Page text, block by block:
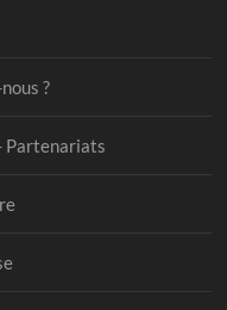
?
Partenariats